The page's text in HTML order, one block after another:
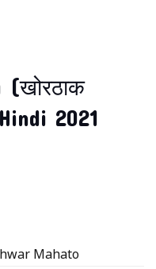
(खोरठाक
2021
Mahato